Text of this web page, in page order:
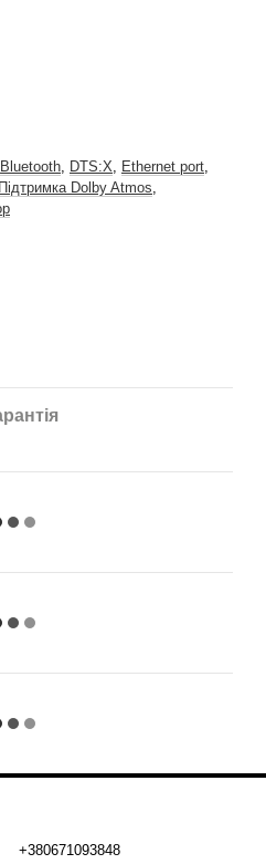
Bluetooth, DTS:X, Ethernet port,
Підтримка Dolby Atmos,
+380671093848